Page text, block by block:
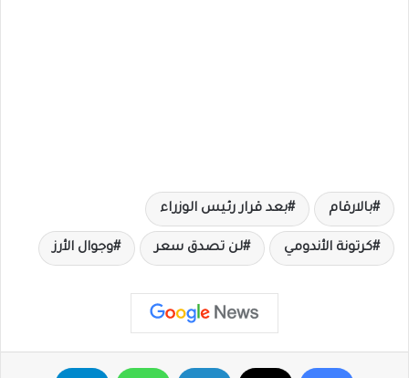
بالارقام بعد قرار رئيس الوزراء
كرتونة الأندومي لن تصدق سعر وجوال الأرز